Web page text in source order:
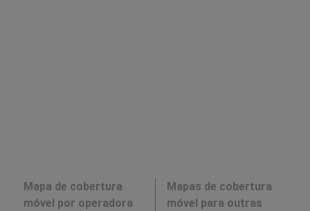
Mapa de cobertura
móvel por operadora
Mapas de cobertura
móvel para outras